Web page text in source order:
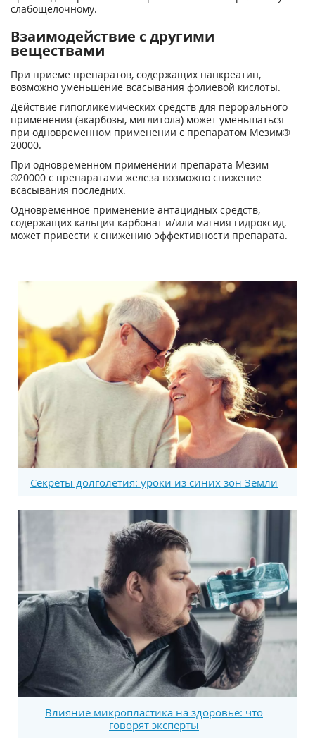
слабощелочному.
Взаимодействие с другими
веществами
При приеме препаратов, содержащих панкреатин,
возможно уменьшение всасывания фолиевой кислоты.
Действие гипогликемических средств для перорального
применения (акарбозы, миглитола) может уменьшаться
при одновременном применении с препаратом Мезим®
20000.
При одновременном применении препарата Мезим
®20000 с препаратами железа возможно снижение
всасывания последних.
Одновременное применение антацидных средств,
содержащих кальция карбонат и/или магния гидроксид,
может привести к снижению эффективности препарата.
Секреты долголетия: уроки из синих зон Земли
Влияние микропластика на здоровье: что
говорят эксперты